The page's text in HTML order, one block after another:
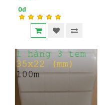
0đ